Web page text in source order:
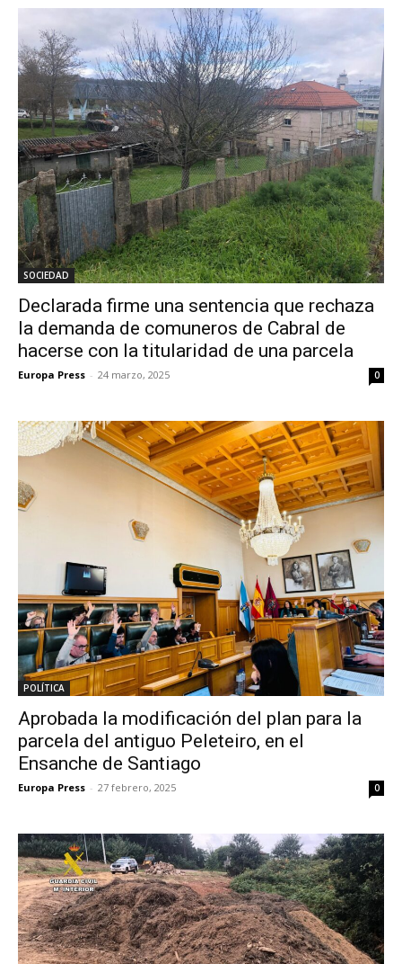
SOCIEDAD
Declarada firme una sentencia que rechaza
la demanda de comuneros de Cabral de
hacerse con la titularidad de una parcela
Europa Press - 24 marzo, 2025 0
POLÍTICA
Aprobada la modificación del plan para la
parcela del antiguo Peleteiro, en el
Ensanche de Santiago
Europa Press - 27 febrero, 2025 0